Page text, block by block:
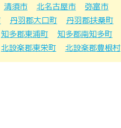
清須市 北名古屋市
弥富市
丹羽郡大口町
丹羽郡扶桑町
知多郡東浦町
知多郡南知多町
北設楽郡東栄町 北設楽郡豊根村